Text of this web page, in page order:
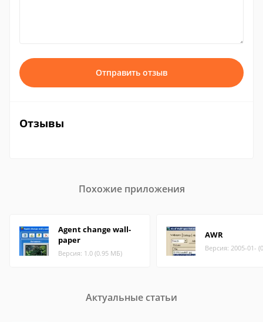
Отправить отзыв
Отзывы
Похожие приложения
Agent change wall-
paper
Версия: 1.0 (0.95 МБ)
AWR
Версия: 2005-01-
Актуальные статьи